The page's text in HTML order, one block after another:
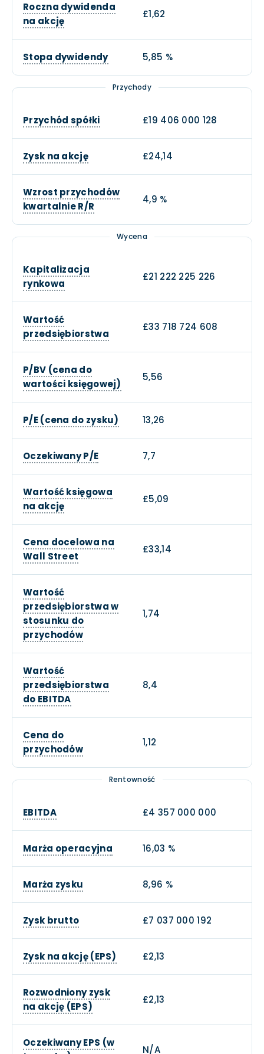
Roczna dywidenda
na akcję
£1,62
Stopa dywidendy 5,85 %
Przychody
Przychód spółki £19 406 000 128
Zysk na akcję £24,14
Wzrost przychodów
kwartalnie R/R
4,9 %
Wycena
Kapitalizacja
rynkowa
£21 222 225 226
Wartość
przedsiębiorstwa
£33 718 724 608
P/BV (cena do
wartości księgowej)
5,56
P/E (cena do zysku) 13,26
Oczekiwany P/E 7,7
Wartość księgowa
na akcję
£5,09
Cena docelowa na
Wall Street
£33,14
Wartość
przedsiębiorstwa w
stosunku do
przychodów
1,74
Wartość
przedsiębiorstwa
do EBITDA
8,4
Cena do
przychodów
1,12
Rentowność
EBITDA £4 357 000 000
Marża operacyjna 16,03 %
Marża zysku 8,96 %
Zysk brutto £7 037 000 192
Zysk na akcję (EPS) £2,13
Rozwodniony zysk
na akcję (EPS)
£2,13
Oczekiwany EPS (w
N/A